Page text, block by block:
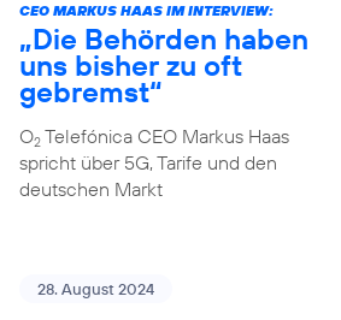
CEO MARKUS HAAS IM INTERVIEW:
„Die Behörden haben
uns bisher zu oft
gebremst“
O2Telefónica CEO Markus Haas
spricht über 5G, Tarife und den
deutschen Markt
28. August 2024